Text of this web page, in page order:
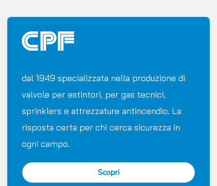
dal 1949 specializzata nella produzione di
valvole per estintori, per gas tecnici,
sprinklers e attrezzature antincendio. La
risposta certa per chi cerca sicurezza in
ogni campo.
Scopri